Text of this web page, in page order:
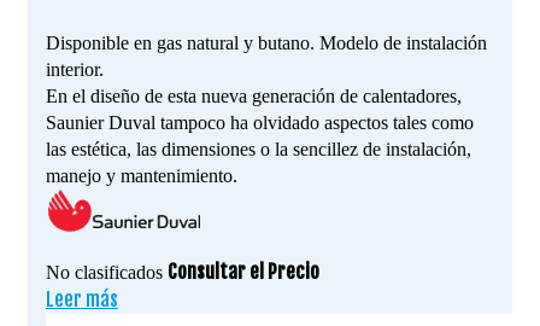
Disponible en gas natural y butano. Modelo de instalación
interior.
En el diseño de esta nueva generación de calentadores,
Saunier Duval tampoco ha olvidado aspectos tales como
las estética, las dimensiones o la sencillez de instalación,
manejo y mantenimiento.
No clasificados Consultar el Precio
Leer más